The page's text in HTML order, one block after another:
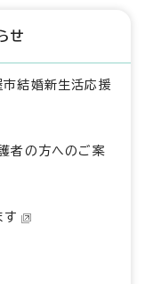
せ
結婚新生活応援
者の方へのご案
す